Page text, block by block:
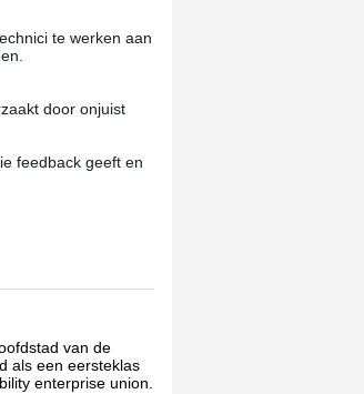
te werken aan
door onjuist
feedback geeft en
van de
als een eersteklas
enterprise union.